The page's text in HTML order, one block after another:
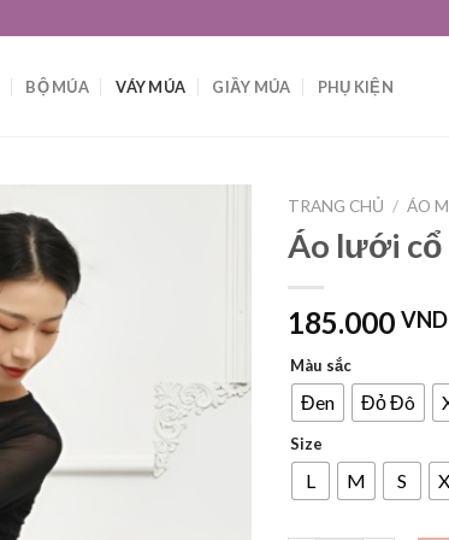
BỘ MÚA VÁY MÚA GIẦY MÚA PHỤ KIỆN
TRANG CHỦ / ÁO
Áo lưới cổ
185.000 VND
Màu sắc
Đen Đỏ Đô
Size
L M S